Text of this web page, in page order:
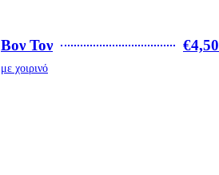
Βον Τον €4,50
με χοιρινό